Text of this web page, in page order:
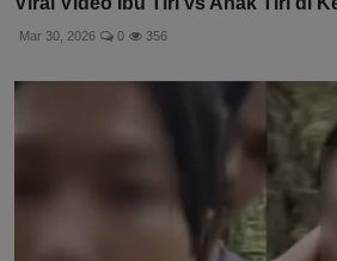
Mar 30, 2026 0 356